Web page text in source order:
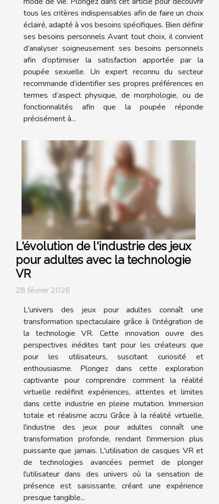
tous les critères indispensables afin de faire un choix
éclairé, adapté à vos besoins spécifiques. Bien définir
ses besoins personnels Avant tout choix, il convient
d’analyser soigneusement ses besoins personnels
afin d’optimiser la satisfaction apportée par la
poupée sexuelle. Un expert reconnu du secteur
recommande d’identifier ses propres préférences en
termes d’aspect physique, de morphologie, ou de
fonctionnalités afin que la poupée réponde
précisément à...
L'évolution de l'industrie des jeux
pour adultes avec la technologie
VR
28 février 2026
L'univers des jeux pour adultes connaît une
transformation spectaculaire grâce à l'intégration de
la technologie VR. Cette innovation ouvre des
perspectives inédites tant pour les créateurs que
pour les utilisateurs, suscitant curiosité et
enthousiasme. Plongez dans cette exploration
captivante pour comprendre comment la réalité
virtuelle redéfinit expériences, attentes et limites
dans cette industrie en pleine mutation. Immersion
totale et réalisme accru Grâce à la réalité virtuelle,
l'industrie des jeux pour adultes connaît une
transformation profonde, rendant l'immersion plus
puissante que jamais. L'utilisation de casques VR et
de technologies avancées permet de plonger
l'utilisateur dans des univers où la sensation de
présence est saisissante, créant une expérience
presque tangible...